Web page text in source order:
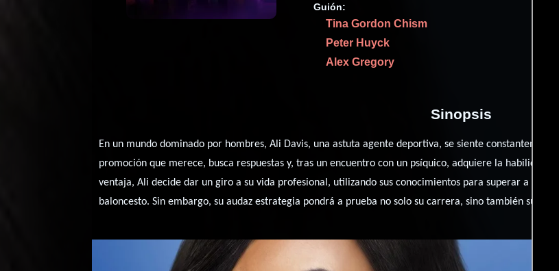
Guión:
Tina Gordon Chism
Peter Huyck
Alex Gregory
Sinopsis
En un mundo dominado por hombres, Ali Davis, una astuta agente deportiva, se siente
promoción que merece, busca respuestas y, tras un encuentro con un psíquico, adquiere la habilidad
ventaja, Ali decide dar un giro a su vida profesional, utilizando sus conocimientos para superar a sus
baloncesto. Sin embargo, su audaz estrategia pondrá a prueba no solo su carrera, sino también sus